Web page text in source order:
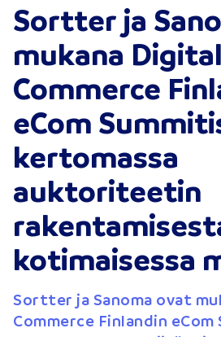
Sortter ja
mukana Digital
Commerce
eCom
kertomassa
auktoriteetin
kotimaisessa
Sortter ja Sanoma ovat
Commerce Finlandin